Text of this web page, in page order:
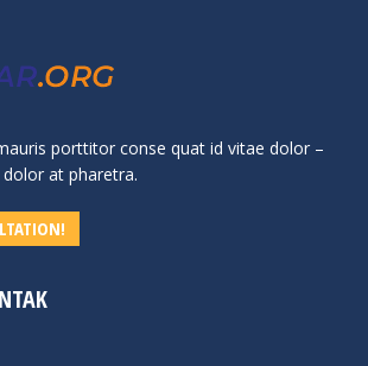
porttitor conse quat id vitae dolor –
at pharetra.